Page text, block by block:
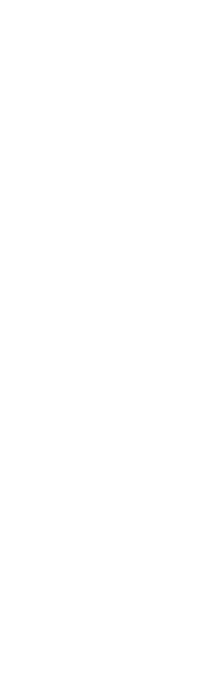
פורשה 911